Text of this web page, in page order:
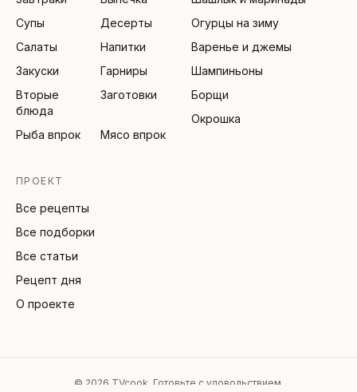
Супы
Десерты
Салаты
Напитки
Закуски
Гарниры
Вторые
блюда
Заготовки
Рыба впрок Мясо впрок
Огурцы на зиму
Варенье и джемы
Шампиньоны
Борщи
Окрошка
ПРОЕКТ
Все рецепты
Все подборки
Все статьи
Рецепт дня
О проекте
© 2026 TVcook. Готовьте с удовольствием.